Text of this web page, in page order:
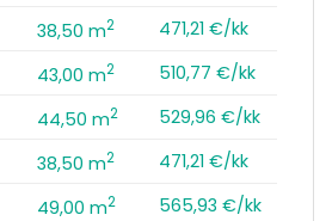
38,50 m2
471,21 €/kk
43,00 m2
510,77 €/kk
44,50 m2
529,96 €/kk
38,50 m2
471,21 €/kk
49,00 m2
565,93 €/kk